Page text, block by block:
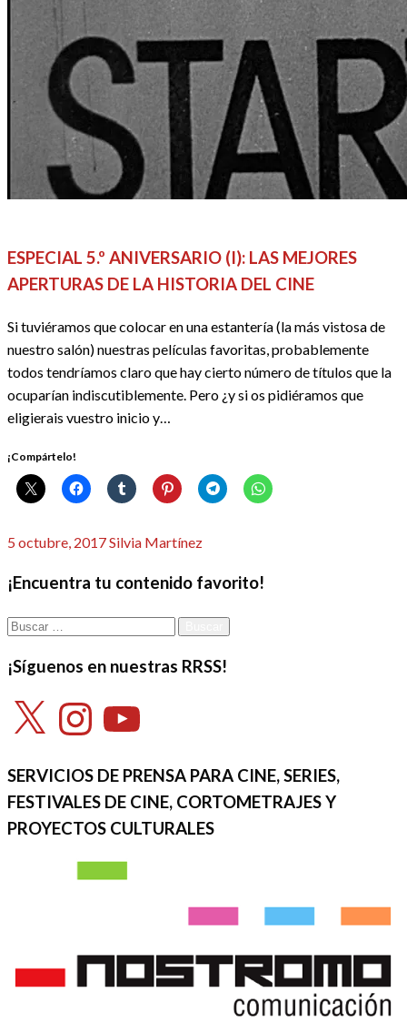
ESPECIAL 5.º ANIVERSARIO (I): LAS MEJORES
APERTURAS DE LA HISTORIA DEL CINE
Si tuviéramos que colocar en una estantería (la más vistosa de
nuestro salón) nuestras películas favoritas, probablemente
todos tendríamos claro que hay cierto número de títulos que la
ocuparían indiscutiblemente. Pero ¿y si os pidiéramos que
eligierais vuestro inicio y…
¡Compártelo!
Publicado
5 octubre, 2017Silvia Martínez
¡Encuentra tu contenido favorito!
Buscar:
¡Síguenos en nuestras RRSS!
X InstagramYouTube
SERVICIOS DE PRENSA PARA CINE, SERIES,
FESTIVALES DE CINE, CORTOMETRAJES Y
PROYECTOS CULTURALES